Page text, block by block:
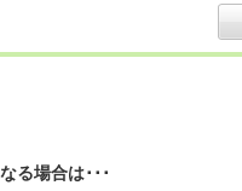
る場合は･･･